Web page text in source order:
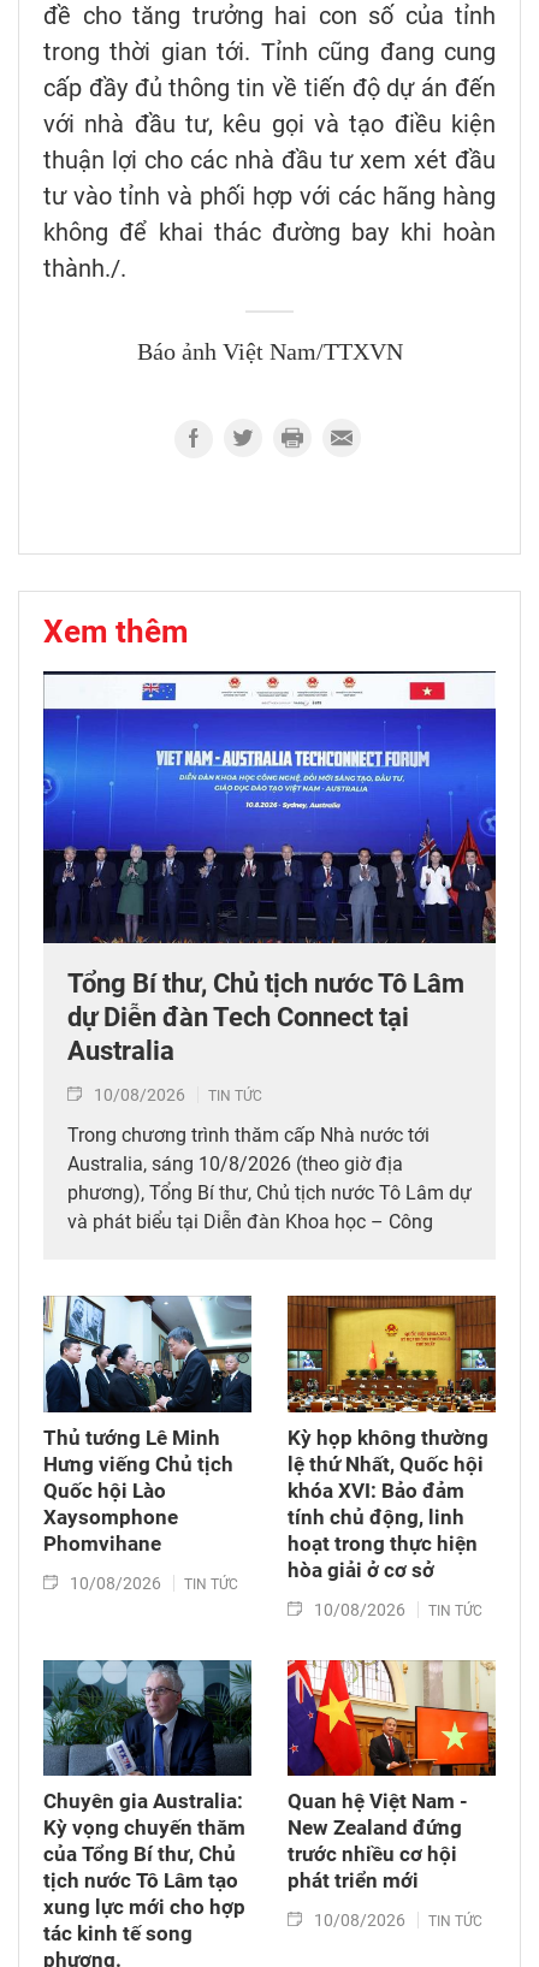
đề cho tăng trưởng hai con số của tỉnh
trong thời gian tới. Tỉnh cũng đang cung
cấp đầy đủ thông tin về tiến độ dự án đến
với nhà đầu tư, kêu gọi và tạo điều kiện
thuận lợi cho các nhà đầu tư xem xét đầu
tư vào tỉnh và phối hợp với các hãng hàng
không để khai thác đường bay khi hoàn
thành./.
Báo ảnh Việt Nam/TTXVN
Xem thêm
Tổng Bí thư, Chủ tịch nước Tô Lâm
dự Diễn đàn Tech Connect tại
Australia
10/08/2026 TIN TỨC
Trong chương trình thăm cấp Nhà nước tới
Australia, sáng 10/8/2026 (theo giờ địa
phương), Tổng Bí thư, Chủ tịch nước Tô Lâm dự
và phát biểu tại Diễn đàn Khoa học – Công
học Công nghệ Sydney.
Thủ tướng Lê Minh
Hưng viếng Chủ tịch
Quốc hội Lào
Xaysomphone
Phomvihane
10/08/2026 TIN TỨC
Kỳ họp không thường
lệ thứ Nhất, Quốc hội
khóa XVI: Bảo đảm
tính chủ động, linh
hoạt trong thực hiện
hòa giải ở cơ sở
10/08/2026 TIN TỨC
Chuyên gia Australia:
Kỳ vọng chuyến thăm
của Tổng Bí thư, Chủ
tịch nước Tô Lâm tạo
xung lực mới cho hợp
tác kinh tế song
phương.
Quan hệ Việt Nam -
New Zealand đứng
trước nhiều cơ hội
phát triển mới
10/08/2026 TIN TỨC